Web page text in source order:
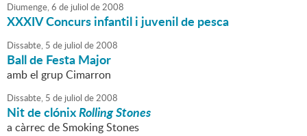
Diumenge,6 de juliol de2008
XXXIV Concurs infantil i juvenil de pesca
Dissabte, 5 de juliol de2008
Ball de Festa Major
amb el grup Cimarron
Dissabte, 5 de juliol de2008
Nit de clónixRolling Stones
a càrrec de Smoking Stones